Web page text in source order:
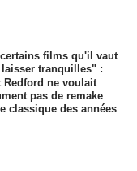
films qu'il vaut
tranquilles" :
Redford ne voulait
pas de remake
classique des années